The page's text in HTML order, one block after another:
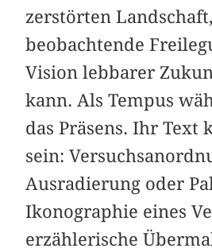
zerstörten
beobachtende
Vision lebbarer
kann. Als Tempus
das Präsens. Ihr Text
sein:
Ausradierung oder
Ikonographie eines
erzählerische